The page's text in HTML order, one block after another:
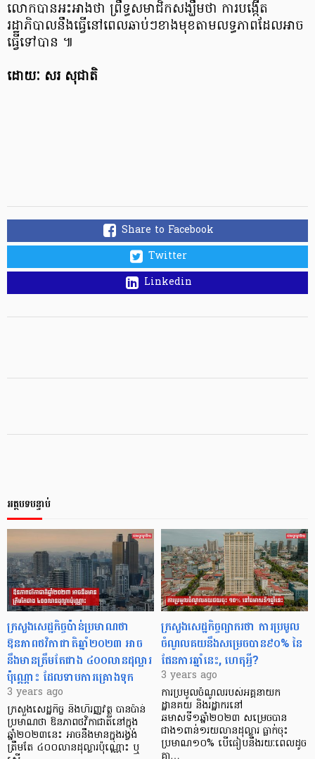
លោកបានអះអាងថា ព្រឹទ្ធសមាជិកសង្ឃឹមថា ការបង្កើត
រដ្ឋាភិបាលនឹងធ្វើនៅពេលឆាប់ៗខាងមុខតាមលទ្ធភាពដែលអាច
ធ្វើទៅបាន ៕
ដោយៈ សរ សុជាតិ
Share to Facebook
Twitter
Linkedin
អត្ថបទបន្ទាប់
ក្រសួងសេដ្ឋកិច្ចប៉ាន់ប្រមាណថា
ឱនភាពថវិកាជាតិឆ្នាំ២០២៣ អាច
នឹងមានត្រឹមតែជាង ៤០០លានដុល្លារ
ប៉ុណ្ណោះ ដែលទាបការគ្រោងទុក
3 years ago
ក្រសួងសេដ្ឋកិច្ច និងហិរញ្ញវត្ថុ បានប៉ាន់
ប្រមាណថា ឱនភាពថវិកាជាតិនៅក្នុង
ឆ្នាំ២០២៣នេះ អាចនឹងមានក្នុងរង្វង់
ត្រឹមតែ ៤០០លានដុល្លារប៉ុណ្ណោះ ឬ
ក្រសួងសេដ្ឋកិច្ចព្យាករថា ការប្រមូល
ចំណូលគយនឹងសម្រេចបាន៩០% នៃ
ផែនការឆ្នាំនេះ, ហេតុអ្វី?
3 years ago
ការប្រមូលចំណូលរបស់អគ្គនាយក
ដ្ឋានគយ និងរដ្ឋាករនៅ
ឆមាសទី១ឆ្នាំ២០២៣ សម្រេចបាន
ជាង១ពាន់១រយលានដុល្លារ ធ្លាក់ចុះ
ប្រមាណ១០% បើធៀបនឹងរយៈពេលដូច